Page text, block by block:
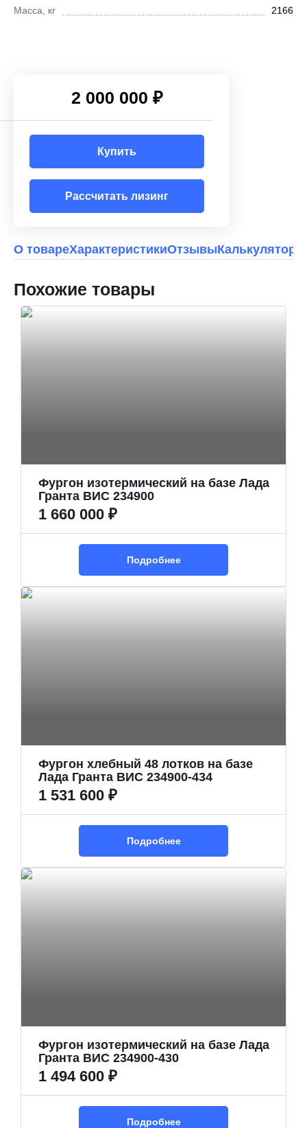
Масса, кг 2166
2 000 000 ₽
Купить
Рассчитать лизинг
О товареХарактеристикиОтзывыКалькулятор
Похожие товары
Фургон изотермический на базе Лада
Гранта ВИС 234900
1 660 000 ₽
Подробнее
Фургон хлебный 48 лотков на базе
Лада Гранта ВИС 234900-434
1 531 600 ₽
Подробнее
Фургон изотермический на базе Лада
Гранта ВИС 234900-430
1 494 600 ₽
Подробнее